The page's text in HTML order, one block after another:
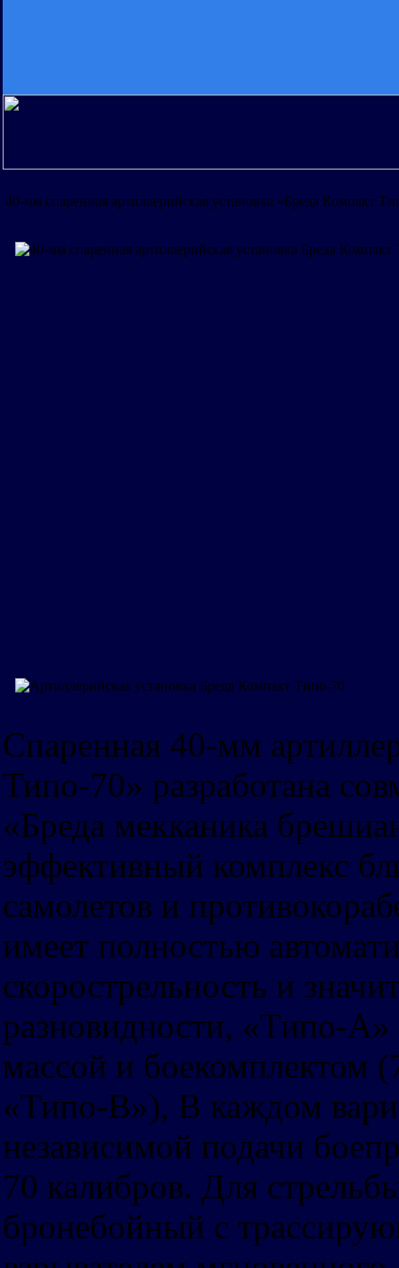
40-мм спаренная артиллерийская установка «Бреда Компакт
Спаренная 40-мм
Типо-70» разработана
«Бреда мекканика
эффективный комплекс
самолетов и
имеет полностью
скорострельность и
разновидности, «Типо-
массой и боекомплектом
«Типо-В»), В каждом
независимой подачи
70 калибров. Для
бронебойный с